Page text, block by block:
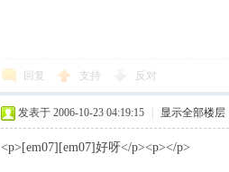
回复 支持 反对
发表于 2006-10-23 04:19:15 显示全部楼层
<p>[em07][em07]好呀</p><p></p>